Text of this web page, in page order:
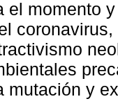
el momento
mutación y